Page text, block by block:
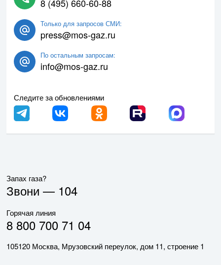
8 (495) 660-60-88
Только для запросов СМИ:
press@mos-gaz.ru
По остальным запросам:
info@mos-gaz.ru
Следите за обновлениями
Запах газа?
Звони — 104
Горячая линия
8 800 700 71 04
105120 Москва, Мрузовский переулок, дом 11, строение 1